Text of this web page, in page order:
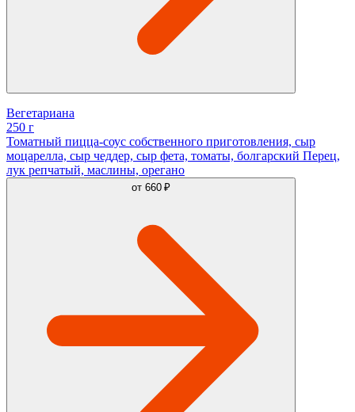
Вегетариана
250 г
Томатный пицца-соус собственного приготовления, сыр
моцарелла, сыр чеддер, сыр фета, томаты, болгарский Перец,
лук репчатый, маслины, орегано
от 660 ₽